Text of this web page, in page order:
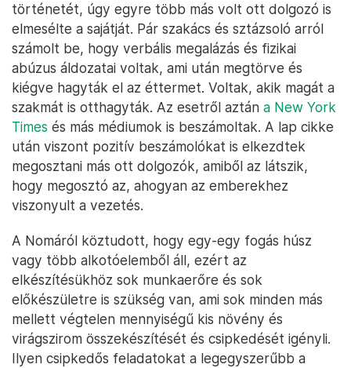
történetét, úgy egyre több más volt ott dolgozó is
elmesélte a sajátját. Pár szakács és sztázsoló arról
számolt be, hogy verbális megalázás és fizikai
abúzus áldozatai voltak, ami után megtörve és
kiégve hagyták el az éttermet. Voltak, akik magát a
szakmát is otthagyták. Az esetről aztán a New York
Times és más médiumok is beszámoltak. A lap cikke
után viszont pozitív beszámolókat is elkezdtek
megosztani más ott dolgozók, amiből az látszik,
hogy megosztó az, ahogyan az emberekhez
viszonyult a vezetés.
A Nomáról köztudott, hogy egy-egy fogás húsz
vagy több alkotóelemből áll, ezért az
elkészítésükhöz sok munkaerőre és sok
előkészületre is szükség van, ami sok minden más
mellett végtelen mennyiségű kis növény és
virágszirom összekészítését és csipkedését igényli.
Ilyen csipkedős feladatokat a legegyszerűbb a